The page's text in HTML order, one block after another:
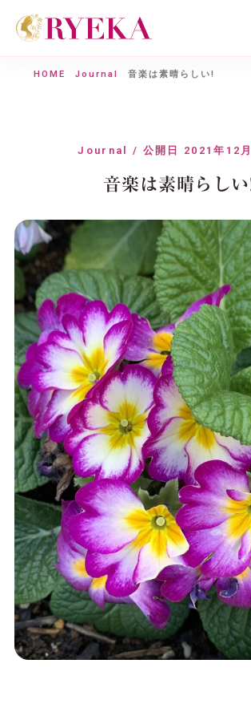
HOME Journal 音楽は素晴らしい!
Journal / 公開日 2021年12月
音楽は素晴らし